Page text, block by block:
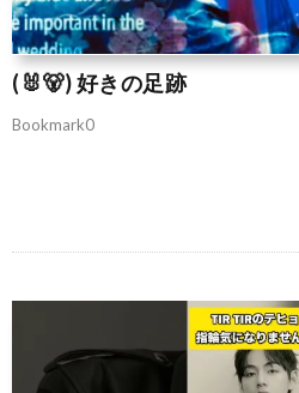
(🐰🐻) 好きの足跡
Bookmark0